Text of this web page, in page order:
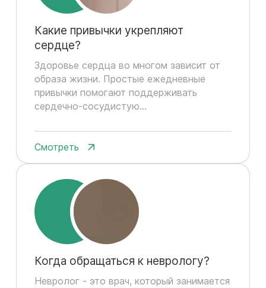
Какие привычки укрепляют
сердце?
Здоровье сердца во многом зависит от
образа жизни. Простые ежедневные
привычки помогают поддерживать
сердечно-сосудистую...
Смотреть
Когда обращаться к неврологу?
Невролог - это врач, который занимается